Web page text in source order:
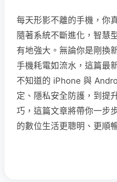
每天形影不離的手機，你
隨著系統不斷進化，智慧
有地強大。無論你是剛換
手機耗電如流水，這篇最
不知道的 iPhone 與
定、隱私安全防護，到提
巧，這篇文章將帶你一步
的數位生活更聰明、更順